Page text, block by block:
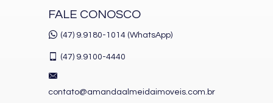
FALE CONOSCO
(47) 9.9180-1014 (WhatsApp)
(47) 9.9100-4440
contato@amandaalmeidaimoveis.com.br